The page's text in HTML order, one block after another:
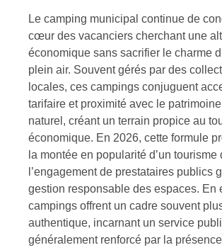
Le camping municipal continue de
cœur des vacanciers cherchant une
économique sans sacrifier le charme
plein air. Souvent gérés par des
locales, ces campings conjuguent
tarifaire et proximité avec le
naturel, créant un terrain propice au
économique. En 2026, cette formule
la montée en popularité d’un tourisme
l’engagement de prestataires publics
gestion responsable des espaces. En
campings offrent un cadre souvent
authentique, incarnant un service
généralement renforcé par la